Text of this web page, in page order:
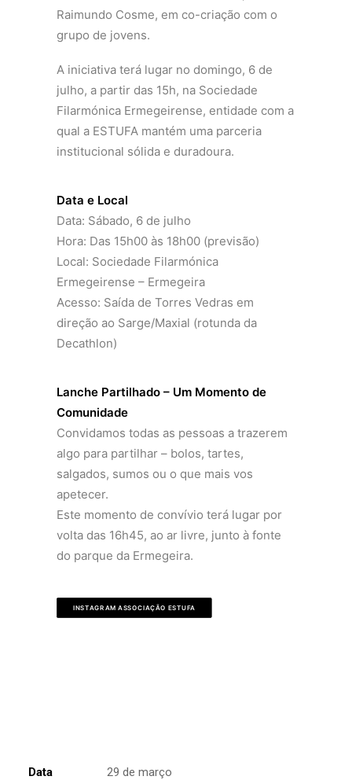
Raimundo Cosme, em co-criação com o
grupo de jovens.
A iniciativa terá lugar no domingo, 6 de
julho, a partir das 15h, na Sociedade
Filarmónica Ermegeirense, entidade com a
qual a ESTUFA mantém uma parceria
institucional sólida e duradoura.
Data e Local
Data: Sábado, 6 de julho
Hora: Das 15h00 às 18h00 (previsão)
Local: Sociedade Filarmónica
Ermegeirense – Ermegeira
Acesso: Saída de Torres Vedras em
direção ao Sarge/Maxial (rotunda da
Decathlon)
Lanche Partilhado – Um Momento de
Comunidade
Convidamos todas as pessoas a trazerem
algo para partilhar – bolos, tartes,
salgados, sumos ou o que mais vos
apetecer.
Este momento de convívio terá lugar por
volta das 16h45, ao ar livre, junto à fonte
do parque da Ermegeira.
INSTAGRAM ASSOCIAÇÃO ESTUFA
Data 29 de março